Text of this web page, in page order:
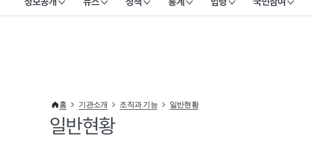
이 누리집은 대한민국 공식 전자정부 누리집입니다.
홈 기관소개 조직과 기능 일반현황
일반현황